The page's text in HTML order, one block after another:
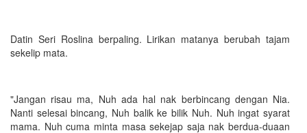
Datin Seri Roslina berpaling. Lirikan matanya berubah tajam
sekelip mata.
"Jangan risau ma, Nuh ada hal nak berbincang dengan Nia.
Nanti selesai bincang, Nuh balik ke bilik Nuh. Nuh ingat syarat
mama. Nuh cuma minta masa sekejap saja nak berdua-duaan